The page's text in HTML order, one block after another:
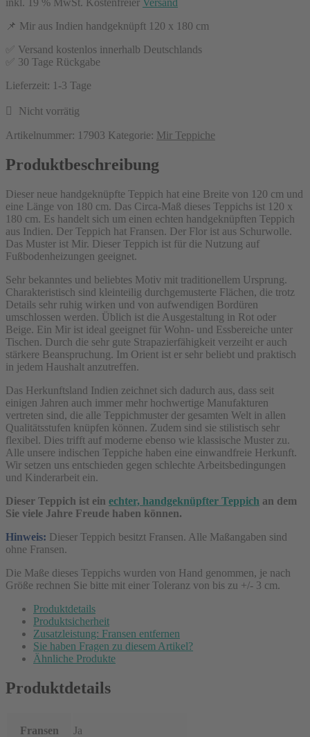
📌 Mir aus Indien handgeknüpft 120 x 180 cm
✅ Versand kostenlos innerhalb Deutschlands
✅ 30 Tage Rückgabe
Lieferzeit: 1-3 Tage
Nicht vorrätig
Artikelnummer: 17903 Kategorie: Mir Teppiche
Produktbeschreibung
Teppich
Mir
Rot
ca.
120
x
180
cm
Produktbeschreibung
Dieser neue handgeknüpfte Teppich hat eine Breite von 120 cm und
eine Länge von 180 cm. Das Circa-Maß dieses Teppichs ist 120 x
180 cm. Es handelt sich um einen echten handgeknüpften Teppich
aus Indien. Der Teppich hat Fransen. Der Flor ist aus Schurwolle.
Das Muster ist Mir. Dieser Teppich ist für die Nutzung auf
Fußbodenheizungen geeignet.
Sehr bekanntes und beliebtes Motiv mit traditionellem Ursprung.
Charakteristisch sind kleinteilig durchgemusterte Flächen, die trotz
Details sehr ruhig wirken und von aufwendigen Bordüren
umschlossen werden. Üblich ist die Ausgestaltung in Rot oder
Beige. Ein Mir ist ideal geeignet für Wohn- und Essbereiche unter
Tischen. Durch die sehr gute Strapazierfähigkeit verzeiht er auch
stärkere Beanspruchung. Im Orient ist er sehr beliebt und praktisch
in jedem Haushalt anzutreffen.
Das Herkunftsland Indien zeichnet sich dadurch aus, dass seit
einigen Jahren auch immer mehr hochwertige Manufakturen
vertreten sind, die alle Teppichmuster der gesamten Welt in allen
Qualitätsstufen knüpfen können. Zudem sind sie stilistisch sehr
flexibel. Dies trifft auf moderne ebenso wie klassische Muster zu.
Alle unsere indischen Teppiche haben eine einwandfreie Herkunft.
Wir setzen uns entschieden gegen schlechte Arbeitsbedingungen
und Kinderarbeit ein.
Dieser Teppich ist ein echter, handgeknüpfter Teppich an dem
Sie viele Jahre Freude haben können.
Hinweis: Dieser Teppich besitzt Fransen. Alle Maßangaben sind
ohne Fransen.
Die Maße dieses Teppichs wurden von Hand genommen, je nach
Größe rechnen Sie bitte mit einer Toleranz von bis zu +/- 3 cm.
Produktdetails
Produktsicherheit
Zusatzleistung: Fransen entfernen
Sie haben Fragen zu diesem Artikel?
Ähnliche Produkte
Produktdetails
Fransen Ja